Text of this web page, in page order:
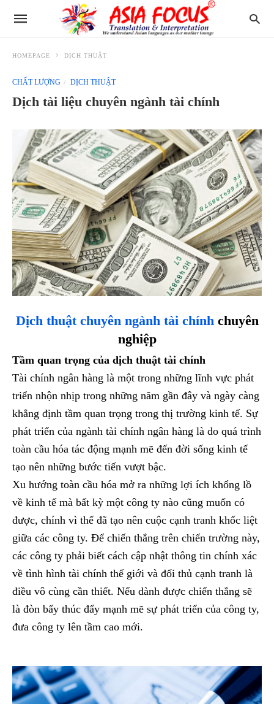
HOMEPAGE DỊCH THUẬT
CHẤT LƯỢNG DỊCH THUẬT
Dịch tài liệu chuyên ngành tài chính
Dịch thuật chuyên ngành tài chínhchuyên
nghiệp
Tầm quan trọng của dịch thuật tài chính
Tài chính ngân hàng là một trong những lĩnh vực phát
triển nhộn nhịp trong những năm gần đây và ngày càng
khẳng định tầm quan trọng trong thị trường kinh tế. Sự
phát triển của ngành tài chính ngân hàng là do quá trình
toàn cầu hóa tác động mạnh mẽ đến đời sống kinh tế
tạo nên những bước tiến vượt bậc.
Xu hướng toàn cầu hóa mở ra những lợi ích khổng lồ
về kinh tế mà bất kỳ một công ty nào cũng muốn có
được, chính vì thế đã tạo nên cuộc cạnh tranh khốc liệt
giữa các công ty. Để chiến thắng trên chiến trường này,
các công ty phải biết cách cập nhật thông tin chính xác
về tình hình tài chính thế giới và đối thủ cạnh tranh là
điều vô cùng cần thiết. Nếu dành được chiến thắng sẽ
là đòn bẩy thúc đẩy mạnh mẽ sự phát triển của công ty,
đưa công ty lên tầm cao mới.